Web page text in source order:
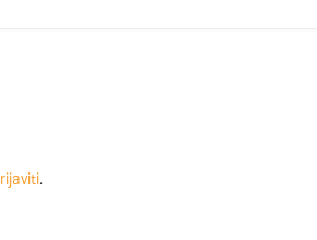
.